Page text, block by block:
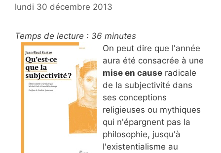
lundi 30 décembre 2013
Temps de lecture : 36 minutes
On peut dire que l'année
aura été consacrée à une
mise en cause radicale
de la subjectivité dans
ses conceptions
religieuses ou mythiques
qui n'épargnent pas la
philosophie, jusqu'à
l'existentialisme au